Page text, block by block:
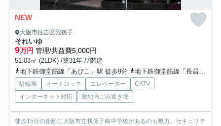
NEW
大阪市住吉区我孫子
それいゆ
9万円 管理/共益費5,000円
51.03㎡ (2LDK) /築31年 /7階建
地下鉄御堂筋線「あびこ」駅 徒歩9分
地下鉄御堂筋線「長居」駅 徒歩17分
駐輪場 オートロック エレベーター
CATV
インターネット対応
敷地内ごみ置き場
徒歩15分の距離に大阪市立我孫子南中学校があるのも魅力。セキュリテ